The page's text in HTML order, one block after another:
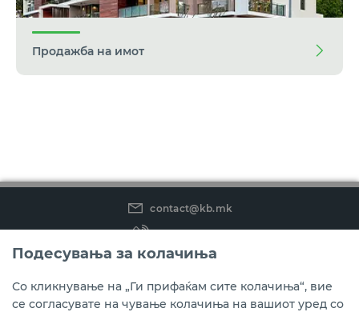
Продажба на имот
contact@kb.mk
(02) 3 296 800
Instagram
LinkedIn
Youtube
Подесувања за колачиња
Со кликнување на „Ги прифаќам сите колачиња“, вие
се согласувате на чување колачиња на вашиот уред со